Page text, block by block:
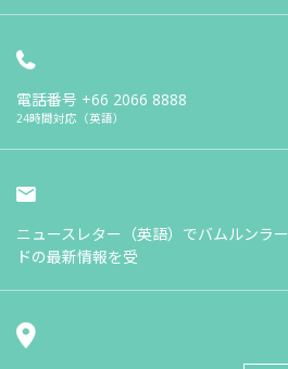
電話番号 +66 2066 8888
24時間対応（英語）
ニュースレター（英語）でバムルンラー
ドの最新情報を受